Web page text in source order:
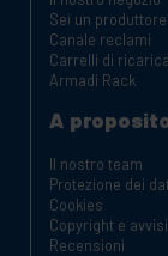
Sei un
Canale reclami
Carrelli di
Armadi Rack
A
Il nostro team
Protezione dei
Cookies
Copyright e
Recensioni